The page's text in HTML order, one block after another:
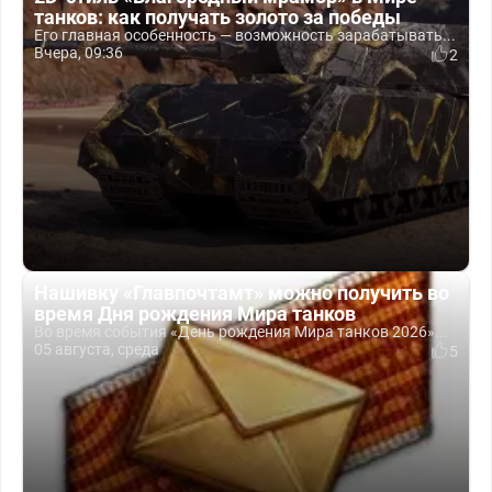
танков: как получать золото за победы
Его главная особенность — возможность зарабатывать...
Вчера, 09:36
2
Нашивку «Главпочтамт» можно получить во
время Дня рождения Мира танков
Во время события «День рождения Мира танков 2026»...
05 августа, среда
5